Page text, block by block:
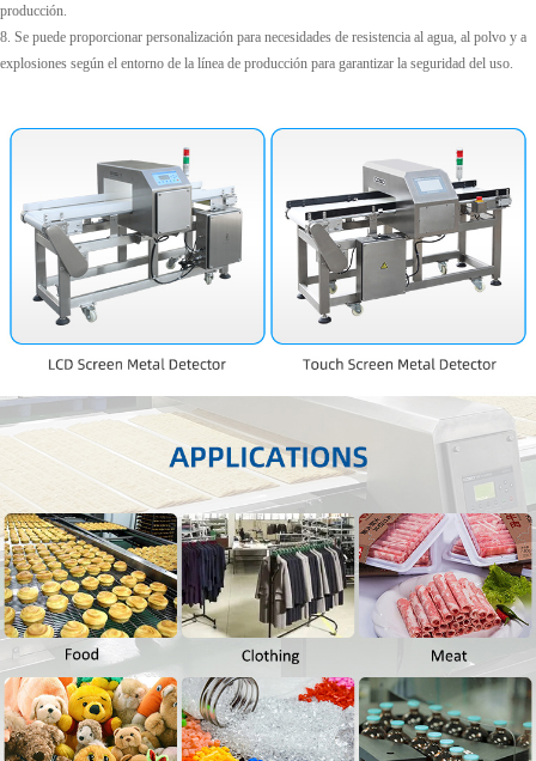
producción.
8. Se puede proporcionar personalización para necesidades de resistencia al agua, al polvo y a
explosiones según el entorno de la línea de producción para garantizar la seguridad del uso.